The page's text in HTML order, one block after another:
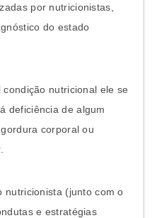
por nutricionistas,
do estado
nutricional ele se
deficiência de algum
corporal ou
nutricionista (junto com o
e estratégias